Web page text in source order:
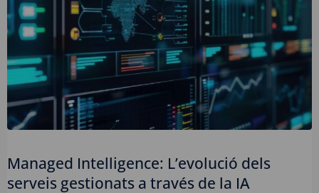
Managed Intelligence: L’evolució dels
serveis gestionats a través de la IA